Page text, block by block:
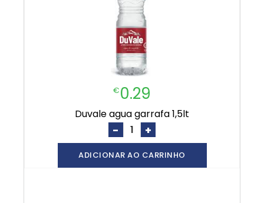
€0.29
duvale agua garrafa 1,5lt
- +
ADICIONAR AO CARRINHO